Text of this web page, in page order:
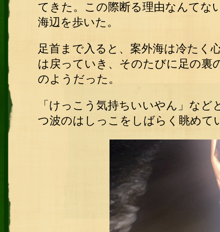
てきた。この際断る理由なんてな
海辺を歩いた。
足首まで入ると、案外海は冷たく
は戻っていき、そのたびに足の裏
のようだった。
「けっこう気持ちいいやん」な
つ波のはしっこをしばらく眺めて